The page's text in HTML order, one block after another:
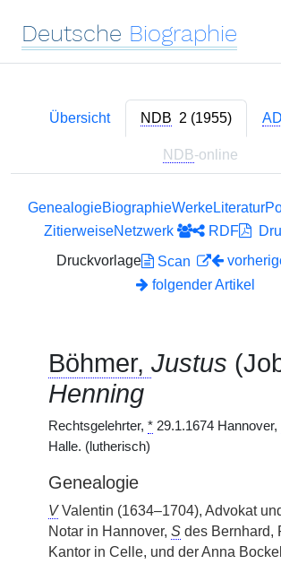
Deutsche Biographie
Übersicht NDB 2 (1955)
NDB-online
GenealogieBiographieWerkeLiteratur
ZitierweiseNetzwerk RDF
Druckvorlage
Scan
folgender Artikel
Böhmer, Justus
Henning
Rechtsgelehrter, * 29.1.1674 Hannover,
Halle. (lutherisch)
Genealogie
VValentin (1634–1704), Advokat
Notar in Hannover, S des Bernhard,
Kantor in Celle, und der Anna